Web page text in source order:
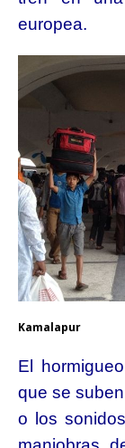
europea.
Tren
Kamalapur
El
que se
o los